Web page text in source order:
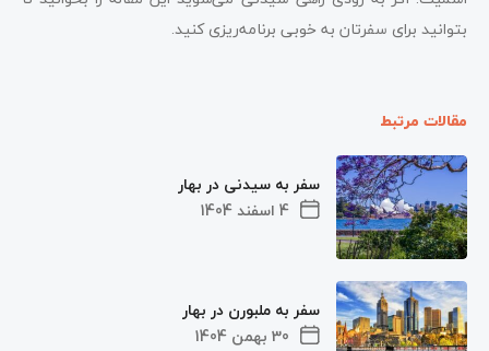
بتوانید برای سفرتان به خوبی برنامه‌ریزی کنید.
مقالات مرتبط
4 اسفند 1404
سفر به سیدنی در بهار
30 بهمن 1404
سفر به ملبورن در بهار